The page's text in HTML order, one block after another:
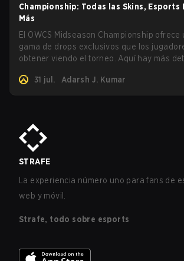
Championship: Todas las Skins, Esports
Más
El OWCS Midseason Championship ofrece
gama de drops exclusivos que los
obtener viendo el torneo. Aquí hay más
31 jul. Adarsh J. Kumar
STRAFE
La experiencia número uno para fans de
web y móvil.
Strafe, todo sobre esports